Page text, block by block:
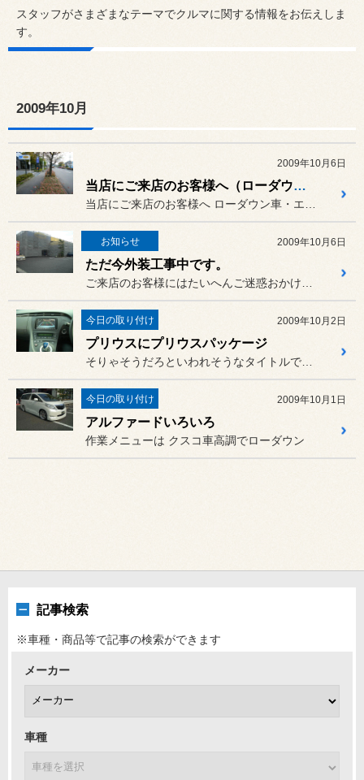
スタッフがさまざまなテーマでクルマに関する情報をお伝えしま
す。
2009年10月
2009年10月6日
当店にご来店のお客様へ（ローダウン車・エアロ装着車は特に注目！！）
お知らせ 2009年10月6日
ただ今外装工事中です。
今日の取り付け 2009年10月2日
プリウスにプリウスパッケージ
今日の取り付け 2009年10月1日
アルファードいろいろ
作業メニューは クスコ車高調でローダウン
記事検索
※車種・商品等で記事の検索ができます
メーカー
車種